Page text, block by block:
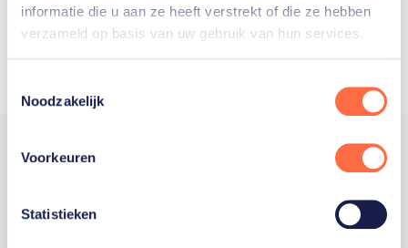
informatie die u aan ze heeft verstrekt of die ze hebben
verzameld op basis van uw gebruik van hun services.
Noodzakelijk
Voorkeuren
Statistieken
Trotse hoofdsponsor